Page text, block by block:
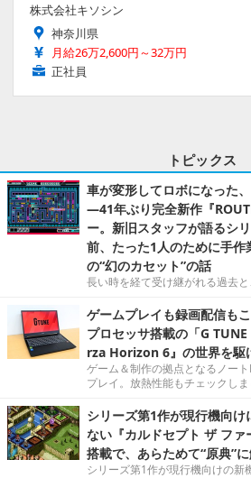
株式会社キソシン
神奈川県
月給26万2,600円～32万円
正社員
トピックス
車が変形してロボになった
―41年ぶり完全新作『
ー。新旧スタッフが語るシ
前、たった1人のために手
の“幻のカセット”の話
長い時を経て受け継がれる過去と
ゲームプレイも録画配信も
プロセッサ搭載の「G
rza Horizon 6』の世界を駆
ゲーム＆制作の拠点となるノー
プレイ。放熱性能もチェックしま
シリーズ第1作が現行機向
ない『カルドセプト ザ フ
搭載で、あらためて“原典”
シリーズ第1作が現行機向けの新